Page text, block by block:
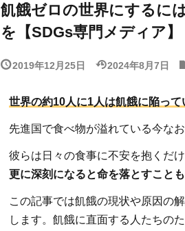
飢餓ゼロの世界にするに
を【SDGs専門メディア】
2019年12月25日 2024年8月7日
世界の約10人に1人は飢餓に陥って
先進国で食べ物が溢れている今な
彼らは日々の食事に不安を抱くだ
更に深刻になると命を落とすことも
この記事では飢餓の現状や原因の
します。飢餓に直面する人たちの